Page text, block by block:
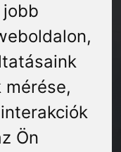
,
Ön